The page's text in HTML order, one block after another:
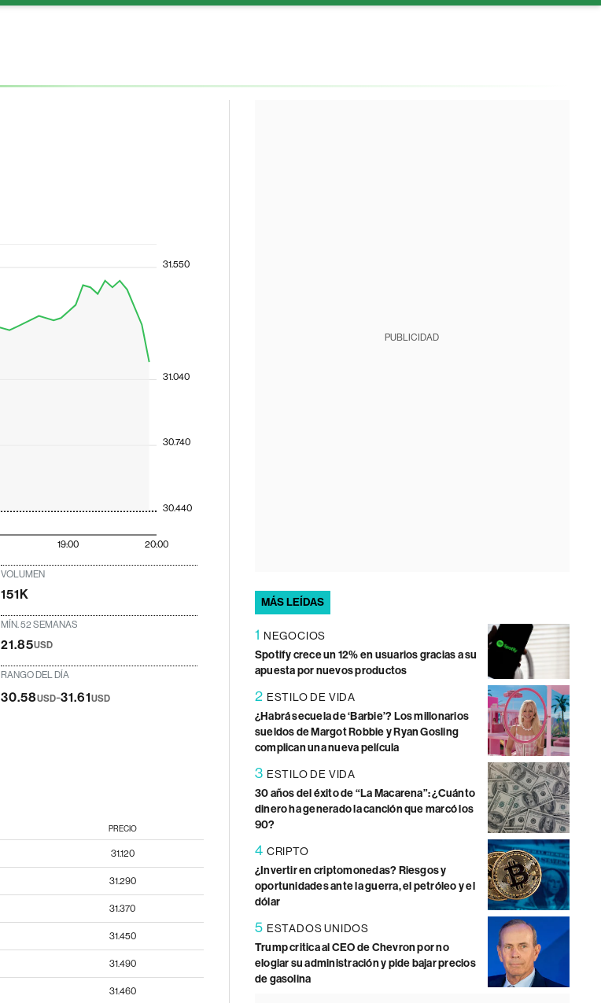
19:00 20:00
30.440
30.740
31.040
31.550
VOLUMEN
151K
MÍN. 52 SEMANAS
21.85USD
RANGO DEL DÍA
30.58USD-31.61USD
PRECIO
31.120
31.290
31.370
31.450
31.490
31.460
PUBLICIDAD
MÁS LEÍDAS
1 NEGOCIOS
Spotify crece un 12% en usuarios gracias a su
apuesta por nuevos productos
2 ESTILO DE VIDA
¿Habrá secuela de ‘Barbie’? Los millonarios
sueldos de Margot Robbie y Ryan Gosling
complican una nueva película
3 ESTILO DE VIDA
30 años del éxito de “La Macarena”: ¿Cuánto
dinero ha generado la canción que marcó los
90?
4 CRIPTO
¿Invertir en criptomonedas? Riesgos y
oportunidades ante la guerra, el petróleo y el
dólar
5 ESTADOS UNIDOS
Trump critica al CEO de Chevron por no
elogiar su administración y pide bajar precios
de gasolina